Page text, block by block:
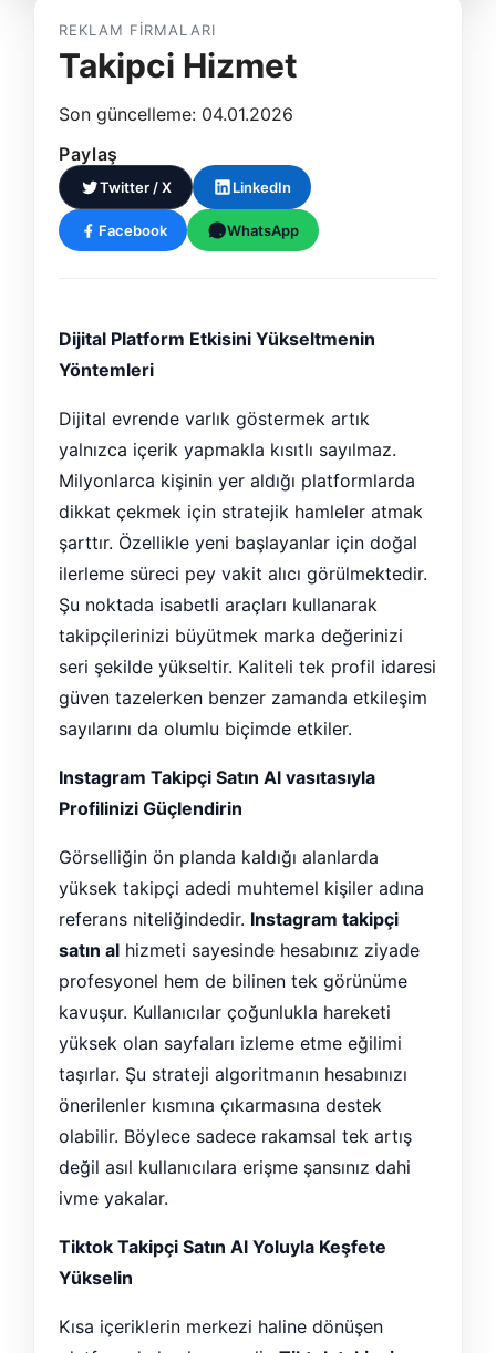
REKLAM FIRMALARI
Takipci Hizmet
Son güncelleme: 04.01.2026
Paylaş
Twitter / X LinkedIn
Facebook WhatsApp
Dijital Platform Etkisini Yükseltmenin
Yöntemleri
Dijital evrende varlık göstermek artık
yalnızca içerik yapmakla kısıtlı sayılmaz.
Milyonlarca kişinin yer aldığı platformlarda
dikkat çekmek için stratejik hamleler atmak
şarttır. Özellikle yeni başlayanlar için doğal
ilerleme süreci pey vakit alıcı görülmektedir.
Şu noktada isabetli araçları kullanarak
takipçilerinizi büyütmek marka değerinizi
seri şekilde yükseltir. Kaliteli tek profil idaresi
güven tazelerken benzer zamanda etkileşim
sayılarını da olumlu biçimde etkiler.
Instagram Takipçi Satın Al vasıtasıyla
Profilinizi Güçlendirin
Görselliğin ön planda kaldığı alanlarda
yüksek takipçi adedi muhtemel kişiler adına
referans niteliğindedir. Instagram takipçi
satın al hizmeti sayesinde hesabınız ziyade
profesyonel hem de bilinen tek görünüme
kavuşur. Kullanıcılar çoğunlukla hareketi
yüksek olan sayfaları izleme etme eğilimi
taşırlar. Şu strateji algoritmanın hesabınızı
önerilenler kısmına çıkarmasına destek
olabilir. Böylece sadece rakamsal tek artış
değil asıl kullanıcılara erişme şansınız dahi
ivme yakalar.
Tiktok Takipçi Satın Al Yoluyla Keşfete
Yükselin
Kısa içeriklerin merkezi haline dönüşen